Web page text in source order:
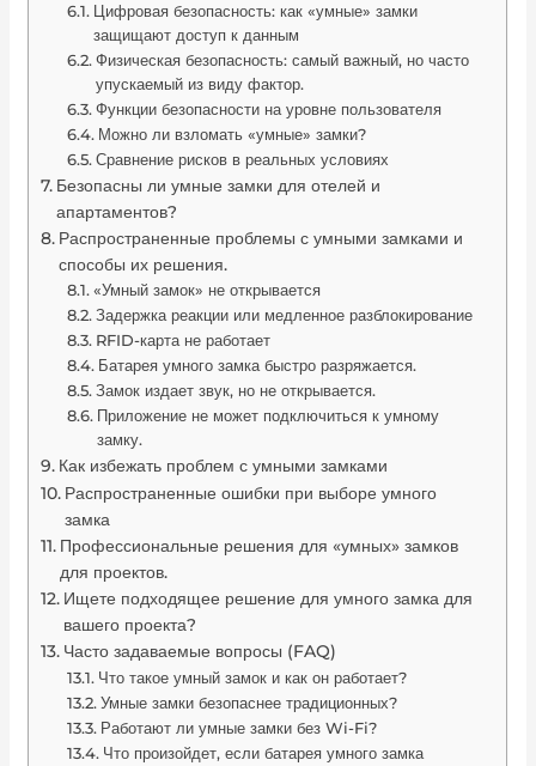
Цифровая безопасность: как «умные» замки
защищают доступ к данным
Физическая безопасность: самый важный, но часто
упускаемый из виду фактор.
Функции безопасности на уровне пользователя
Можно ли взломать «умные» замки?
Сравнение рисков в реальных условиях
Безопасны ли умные замки для отелей и
апартаментов?
Распространенные проблемы с умными замками и
способы их решения.
«Умный замок» не открывается
Задержка реакции или медленное разблокирование
RFID-карта не работает
Батарея умного замка быстро разряжается.
Замок издает звук, но не открывается.
Приложение не может подключиться к умному
замку.
Как избежать проблем с умными замками
Распространенные ошибки при выборе умного
замка
Профессиональные решения для «умных» замков
для проектов.
Ищете подходящее решение для умного замка для
вашего проекта?
Часто задаваемые вопросы (FAQ)
Что такое умный замок и как он работает?
Умные замки безопаснее традиционных?
Работают ли умные замки без Wi-Fi?
Что произойдет, если батарея умного замка